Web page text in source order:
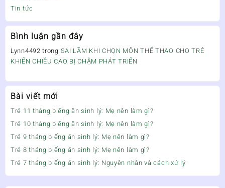
Tin tức
Bình luận gần đây
Lynn4492 trong SAI LẦM KHI CHỌN MÔN THỂ THAO CHO TRẺ
KHIẾN CHIỀU CAO BỊ CHẬM PHÁT TRIỂN
Bài viết mới
Trẻ 11 tháng biếng ăn sinh lý: Mẹ nên làm gì?
Trẻ 10 tháng biếng ăn sinh lý: Mẹ nên làm gì?
Trẻ 9 tháng biếng ăn sinh lý: Mẹ nên làm gì?
Trẻ 8 tháng biếng ăn sinh lý: Mẹ nên làm gì?
Trẻ 7 tháng biếng ăn sinh lý: Nguyên nhân và cách xử lý